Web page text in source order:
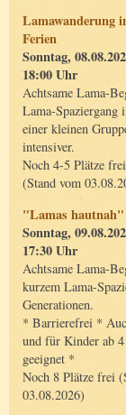
Lamawanderung
Ferien
Sonntag,
18:00 Uhr
Achtsame Lama-
Lama-Spaziergang
einer kleinen
intensiver.
Noch 4-5 Plätze
(Stand vom
"Lamas hautnah"
Sonntag,
17:30 Uhr
Achtsame Lama-
kurzem Lama-
Generationen.
* Barrierefrei *
und für Kinder ab 4
geeignet *
Noch 8 Plätze frei
03.08.2026)